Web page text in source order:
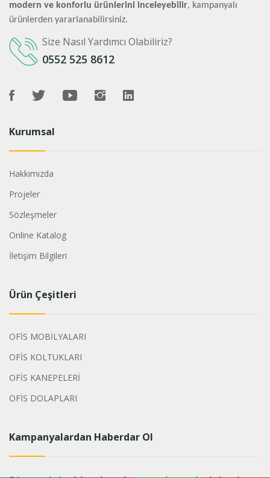
modern ve konforlu ürünlerini inceleyebilir, kampanyalı
ürünlerden yararlanabilirsiniz.
Size Nasıl Yardımcı Olabiliriz?
0552 525 8612
Kurumsal
Hakkımızda
Projeler
Sözleşmeler
Online Katalog
İletişim Bilgileri
Ürün Çeşitleri
OFİS MOBİLYALARI
OFİS KOLTUKLARI
OFİS KANEPELERİ
OFİS DOLAPLARI
Kampanyalardan Haberdar Ol